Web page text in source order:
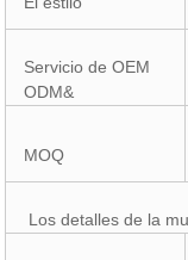
Servicio de OEM
ODM&
MOQ
Los detalles de la